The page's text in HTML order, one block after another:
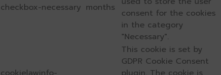
checkbox-necessary months
consent for the cookies
in the category
"Necessary".
This cookie is set by
GDPR Cookie Consent